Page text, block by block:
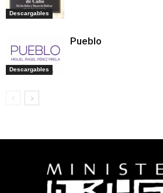
Descargables
Descargables
Pueblo